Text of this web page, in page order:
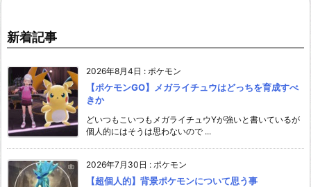
新着記事
2026年8月4日 : ポケモン
【ポケモンGO】メガライチュウはどっちを育成すべ
きか
どいつもこいつもメガライチュウYが強いと書いているが
個人的にはそうは思わないので ...
2026年7月30日 : ポケモン
【超個人的】背景ポケモンについて思う事